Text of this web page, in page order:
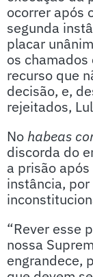
ocorrer após
segunda
placar
os
recurso que
decisão, e,
rejeitados,
No habeas
discorda do
a prisão
instância,
“Rever esse
nossa
engrandece,